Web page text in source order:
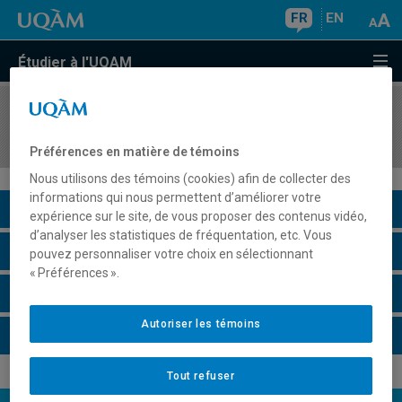
FR EN
Étudier à l'UQAM
COURS//
Description du cours
Horaire - Été 2026
Préférences en matière de témoins
Nous utilisons des témoins (cookies) afin de collecter des
informations qui nous permettent d’améliorer votre
expérience sur le site, de vous proposer des contenus vidéo,
d’analyser les statistiques de fréquentation, etc. Vous
pouvez personnaliser votre choix en sélectionnant
« Préférences ».
Tout refuser
Autoriser les témoins